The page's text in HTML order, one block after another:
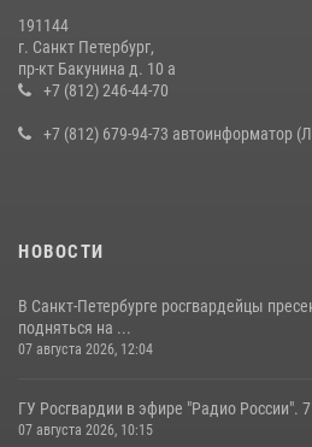
191144
г. Санкт Петербург,
пр-кт Бакунина д. 10 а
+7 (812) 246-44-70
+7 (812) 679-94-73 автоинформатор
НОВОСТИ
В Санкт-Петербурге росгвардейцы
подняться на ...
07 августа 2026, 12:04
ГУ Росгвардии в эфире "Радио России". 7
07 августа 2026, 10:15